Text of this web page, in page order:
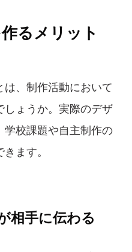
るメリット
、制作活動において
しょうか。実際のデザ
学校課題や自主制作の
ます。
相手に伝わる